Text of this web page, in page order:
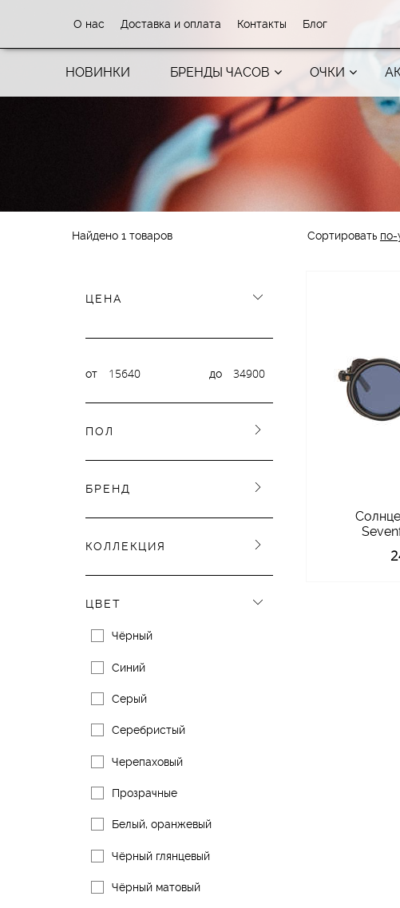
О нас Доставка и оплата Контакты Блог
НОВИНКИ БРЕНДЫ ЧАСОВ ОЧКИ
Найдено 1 товаров Сортировать
ЦЕНА
от до
ПОЛ
БРЕНД
КОЛЛЕКЦИЯ
ЦВЕТ
Чёрный
Синий
Серый
Серебристый
Черепаховый
Прозрачные
Белый, оранжевый
Чёрный глянцевый
Чёрный матовый